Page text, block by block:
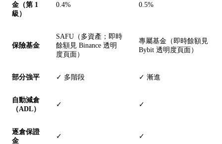
金（第 1
級）
0.4% 0.5%
保險基金
SAFU（多資產；即時
餘額見 Binance 透明
度頁面）
專屬基金（即時餘額見
Bybit 透明度頁面）
部分強平 ✓ 多階段 ✓ 漸進
自動減倉
（ADL）
✓ ✓
逐倉保證
金
✓ ✓